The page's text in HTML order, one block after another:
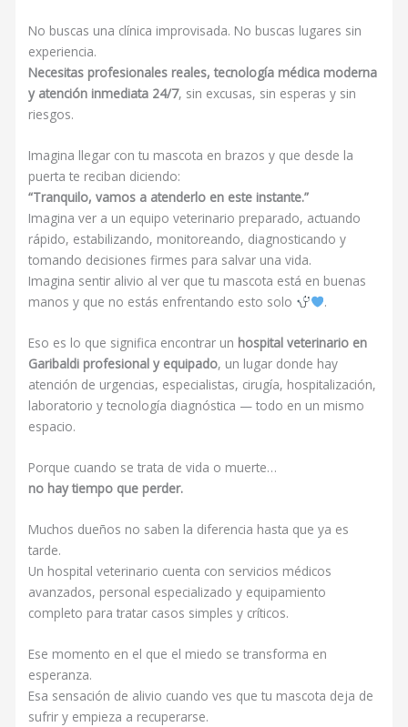
No buscas una clínica improvisada. No buscas lugares sin
experiencia.
Necesitas profesionales reales, tecnología médica moderna
y atención inmediata 24/7, sin excusas, sin esperas y sin
riesgos.
Imagina llegar con tu mascota en brazos y que desde la
puerta te reciban diciendo:
“Tranquilo, vamos a atenderlo en este instante.”
Imagina ver a un equipo veterinario preparado, actuando
rápido, estabilizando, monitoreando, diagnosticando y
tomando decisiones firmes para salvar una vida.
Imagina sentir alivio al ver que tu mascota está en buenas
manos y que no estás enfrentando esto solo
.
Eso es lo que significa encontrar un hospital veterinario en
Garibaldi profesional y equipado, un lugar donde hay
atención de urgencias, especialistas, cirugía, hospitalización,
laboratorio y tecnología diagnóstica — todo en un mismo
espacio.
Porque cuando se trata de vida o muerte…
no hay tiempo que perder.
Muchos dueños no saben la diferencia hasta que ya es
tarde.
Un hospital veterinario cuenta con servicios médicos
avanzados, personal especializado y equipamiento
completo para tratar casos simples y críticos.
Ese momento en el que el miedo se transforma en
esperanza.
Esa sensación de alivio cuando ves que tu mascota deja de
sufrir y empieza a recuperarse.